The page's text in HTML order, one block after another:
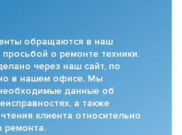
обращаются в наш
о ремонте техники.
через наш сайт, по
в нашем офисе. Мы
данные об
а также
клиента относительно
ремонта.